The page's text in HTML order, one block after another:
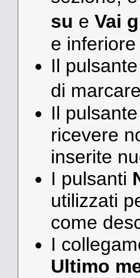
su e Vai
e
Il pulsante
di
Il pulsante
ricevere
inserite
I pulsanti
utilizzati
come
I
Ultimo